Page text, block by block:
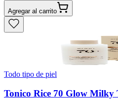
Agregar al carrito
Todo tipo de piel
Tonico Rice 70 Glow Milky